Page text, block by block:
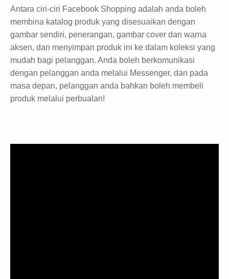
Antara ciri-ciri Facebook Shopping adalah anda boleh
membina katalog produk yang disesuaikan dengan
gambar sendiri, penerangan, gambar cover dan warna
aksen, dan menyimpan produk ini ke dalam koleksi yang
mudah bagi pelanggan. Anda boleh berkomunikasi
dengan pelanggan anda melalui Messenger, dan pada
masa depan, pelanggan anda bahkan boleh membeli
produk melalui perbualan!